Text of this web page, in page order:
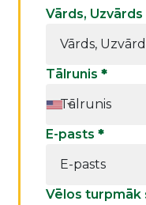
Vārds, Uzvārds
Tālrunis *
E-pasts *
Vēlos turpmāk